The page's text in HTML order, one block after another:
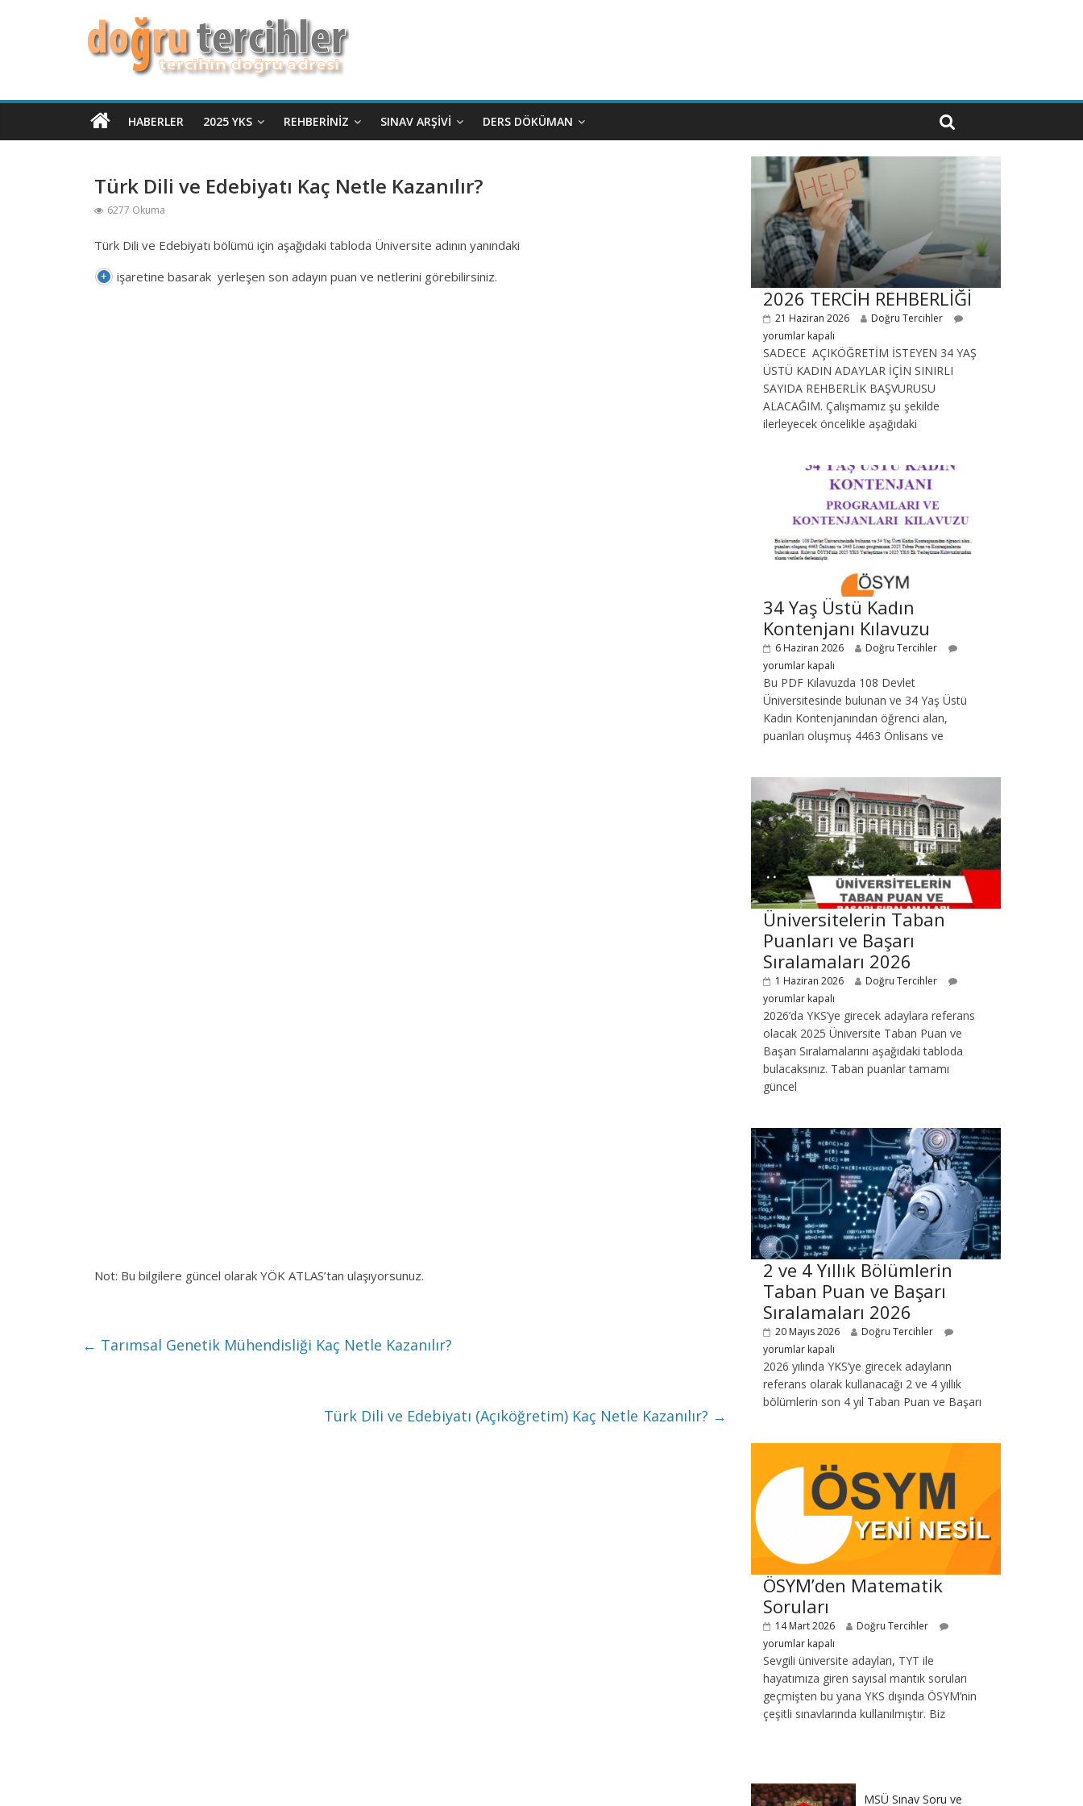
HABERLER 2025 YKS REHBERINIZ SINAV ARŞIVI DERS DÖKÜMAN
Türk Dili ve Edebiyatı Kaç Netle Kazanılır?
6277 Okuma
Türk Dili ve Edebiyatı bölümü için aşağıdaki tabloda Üniversite adının yanındaki
işaretine basarak yerleşen son adayın puan ve netlerini görebilirsiniz.
Not: Bu bilgilere güncel olarak YÖK ATLAS’tan ulaşıyorsunuz.
← Tarımsal Genetik Mühendisliği Kaç Netle Kazanılır?
Türk Dili ve Edebiyatı (Açıköğretim) Kaç Netle Kazanılır? →
2026 TERCİH REHBERLİĞİ
21 Haziran 2026
Doğru Tercihler
yorumlar kapalı
SADECE AÇIKÖĞRETİM İSTEYEN 34 YAŞ
ÜSTÜ KADIN ADAYLAR İÇİN SINIRLI
SAYIDA REHBERLİK BAŞVURUSU
ALACAĞIM. Çalışmamız şu şekilde
ilerleyecek öncelikle aşağıdaki
34 Yaş Üstü Kadın
Kontenjanı Kılavuzu
6 Haziran 2026
Doğru Tercihler
yorumlar kapalı
Bu PDF Kılavuzda 108 Devlet
Üniversitesinde bulunan ve 34 Yaş Üstü
Kadın Kontenjanından öğrenci alan,
puanları oluşmuş 4463 Önlisans ve
Üniversitelerin Taban
Puanları ve Başarı
Sıralamaları 2026
1 Haziran 2026
Doğru Tercihler
yorumlar kapalı
2026’da YKS’ye girecek adaylara referans
olacak 2025 Üniversite Taban Puan ve
Başarı Sıralamalarını aşağıdaki tabloda
bulacaksınız. Taban puanlar tamamı
güncel
2 ve 4 Yıllık Bölümlerin
Taban Puan ve Başarı
Sıralamaları 2026
20 Mayıs 2026
Doğru Tercihler
yorumlar kapalı
2026 yılında YKS’ye girecek adayların
referans olarak kullanacağı 2 ve 4 yıllık
bölümlerin son 4 yıl Taban Puan ve Başarı
ÖSYM’den Matematik
Soruları
14 Mart 2026
Doğru Tercihler
yorumlar kapalı
Sevgili üniversite adayları, TYT ile
hayatımıza giren sayısal mantık soruları
geçmişten bu yana YKS dışında ÖSYM’nin
çeşitli sınavlarında kullanılmıştır. Biz
MSÜ Sınav Soru ve